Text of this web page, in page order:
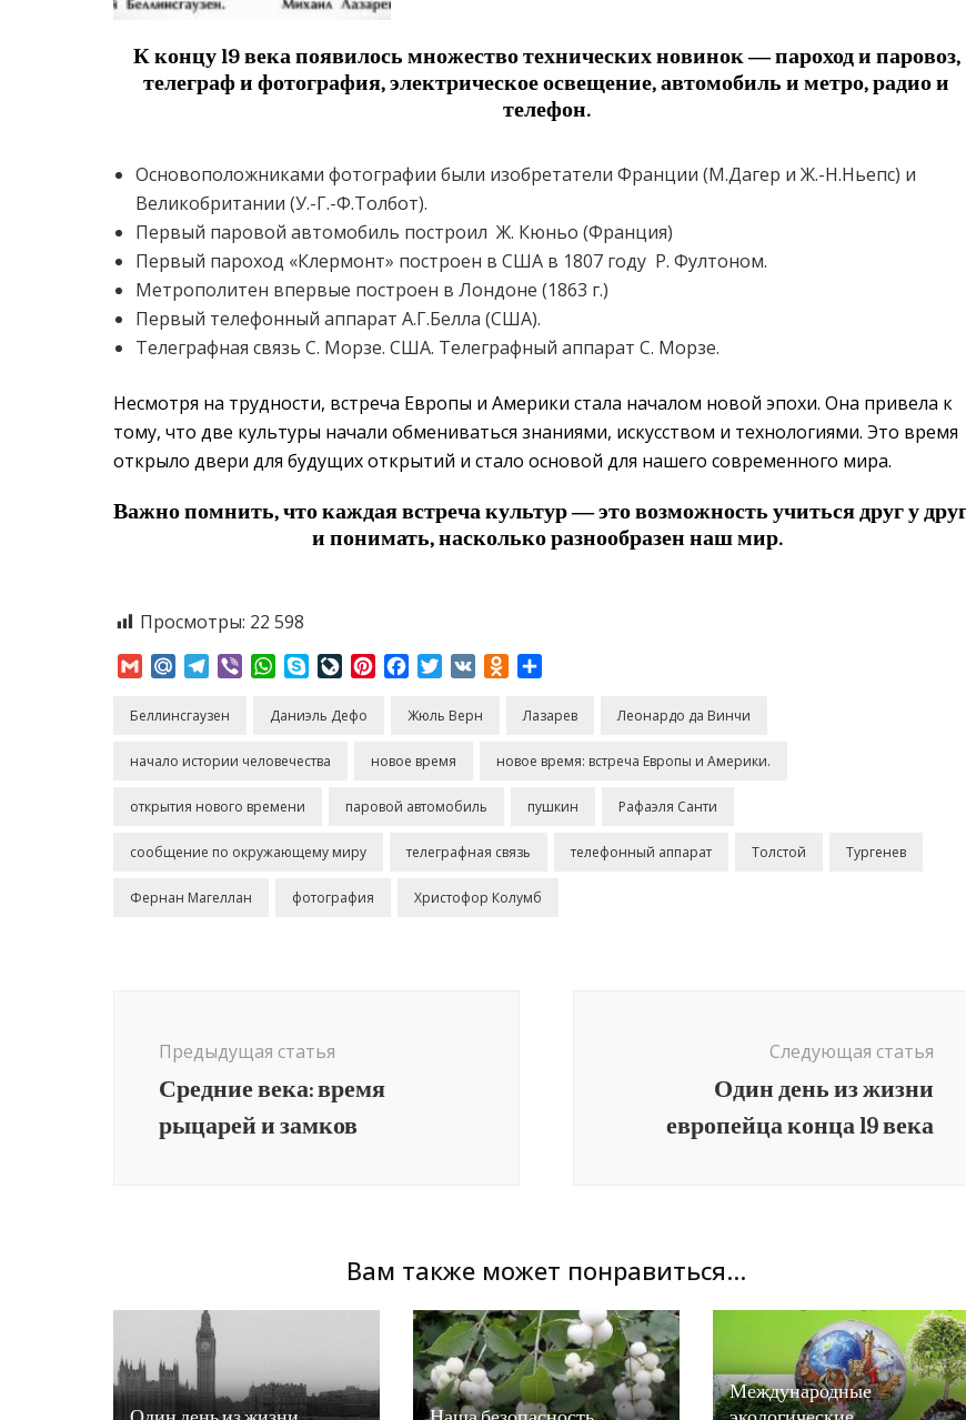
К концу 19 века появилось множество технических новинок — пароход и паровоз,
телеграф и фотография, электрическое освещение, автомобиль и метро, радио и
телефон.
Основоположниками фотографии были изобретатели Франции (М.Дагер и Ж.-Н.Ньепс) и
Великобритании (У.-Г.-Ф.Толбот).
Первый паровой автомобиль построил Ж. Кюньо (Франция)
Первый пароход «Клермонт» построен в США в 1807 году Р. Фултоном.
Метрополитен впервые построен в Лондоне (1863 г.)
Первый телефонный аппарат А.Г.Белла (США).
Телеграфная связь С. Морзе. США. Телеграфный аппарат С. Морзе.
Несмотря на трудности, встреча Европы и Америки стала началом новой эпохи. Она привела к
тому, что две культуры начали обмениваться знаниями, искусством и технологиями. Это время
открыло двери для будущих открытий и стало основой для нашего современного мира.
Важно помнить, что каждая встреча культур — это возможность учиться друг у
и понимать, насколько разнообразен наш мир.
Просмотры: 22 598
GmailMail.RuTelegram
Viber WhatsApp
SkypeLiveJournal
PinterestFacebookTwitter
VK Odnoklassniki
Беллинсгаузен Даниэль Дефо Жюль Верн Лазарев Леонардо да Винчи
начало истории человечества новое время новое время: встреча Европы и Америки.
открытия нового времени паровой автомобиль пушкин Рафаэля Санти
сообщение по окружающему миру телеграфная связь телефонный аппарат Толстой Тургенев
Фернан Магеллан фотография Христофор Колумб
записям
Предыдущая статья
Средние века: время
рыцарей и замков
Следующая статья
Один день из жизни
европейца конца 19 века
Вам также может понравиться...
Международные